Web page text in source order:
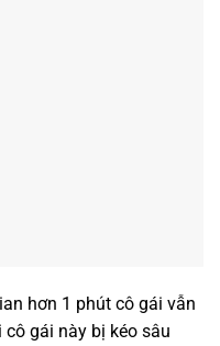
hơn 1 phút cô gái vẫn
gái này bị kéo sâu